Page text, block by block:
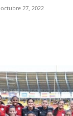
octubre 27, 2022